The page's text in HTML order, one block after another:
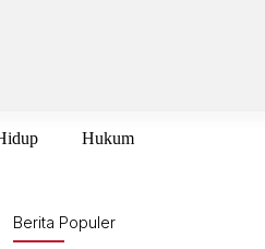
Hukum
Berita Populer